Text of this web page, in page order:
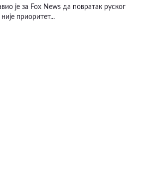
је за Fox News да повратак руског
приоритет...